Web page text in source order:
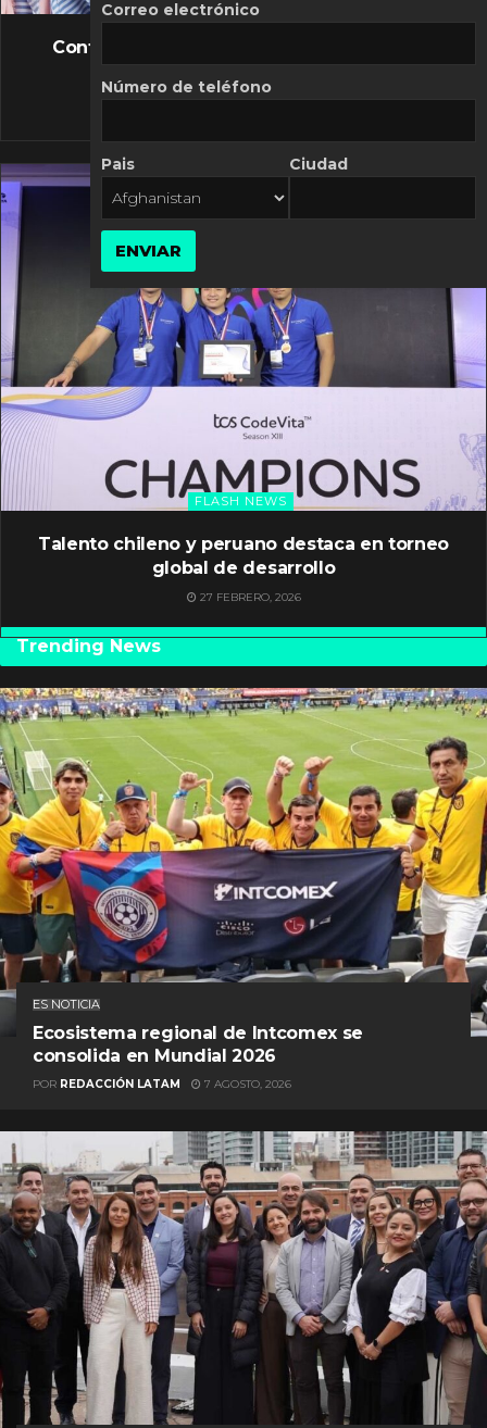
FLASH NEWS
Controversia de Mercado Libre por costos
10 MARZO, 2026
FLASH NEWS
Talento chileno y peruano destaca en torneo
global de desarrollo
27 FEBRERO, 2026
Trending News
ES NOTICIA
Ecosistema regional de Intcomex se
consolida en Mundial 2026
POR REDACCIÓN LATAM 7 AGOSTO, 2026
Correo electrónico
Número de teléfono
Pais Ciudad
ENVIAR